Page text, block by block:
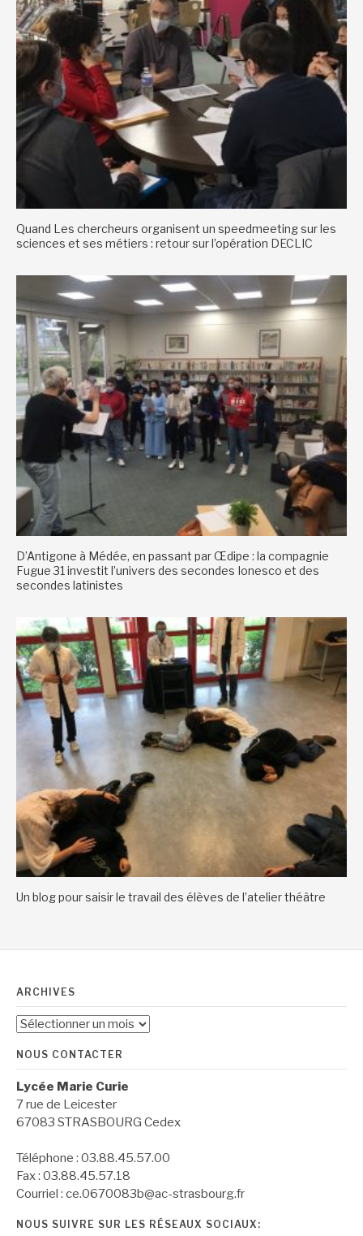
Quand Les chercheurs organisent un speedmeeting sur les
sciences et ses métiers : retour sur l’opération DECLIC
D’Antigone à Médée, en passant par Œdipe : la compagnie
Fugue 31 investit l’univers des secondes Ionesco et des
secondes latinistes
Un blog pour saisir le travail des élèves de l’atelier théâtre
ARCHIVES
Archives
NOUS CONTACTER
Lycée Marie Curie
7 rue de Leicester
67083 STRASBOURG Cedex
Téléphone : 03.88.45.57.00
Fax : 03.88.45.57.18
Courriel : ce.0670083b@ac-strasbourg.fr
NOUS SUIVRE SUR LES RÉSEAUX SOCIAUX: